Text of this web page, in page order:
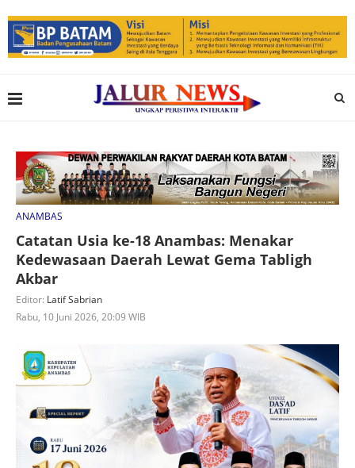
ANAMBAS
Catatan Usia ke-18 Anambas: Menakar
Kedewasaan Daerah Lewat Gema Tabligh
Akbar
Editor: Latif Sabrian
Rabu, 10 Juni 2026, 20:09 WIB